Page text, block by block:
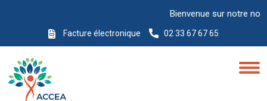
Bienvenue sur notre
Facture électronique 02 33 67 67 65